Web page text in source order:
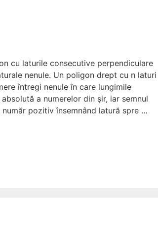
cu laturile consecutive perpendiculare
nenule. Un poligon drept cu n laturi
întregi nenule în care lungimile
a numerelor din șir, iar semnul
pozitiv însemnând latură spre …